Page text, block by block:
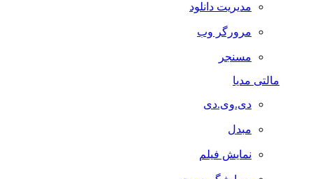
مدیریت دانلود
مرورگر وب
مسنجر
مالتی مدیا
دی.وی.دی
مبدل
نمایش فیلم